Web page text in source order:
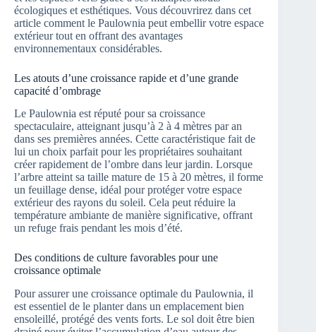
écologiques et esthétiques. Vous découvrirez dans cet
article comment le Paulownia peut embellir votre espace
extérieur tout en offrant des avantages
environnementaux considérables.
Les atouts d’une croissance rapide et d’une grande
capacité d’ombrage
Le Paulownia est réputé pour sa croissance
spectaculaire, atteignant jusqu’à 2 à 4 mètres par an
dans ses premières années. Cette caractéristique fait de
lui un choix parfait pour les propriétaires souhaitant
créer rapidement de l’ombre dans leur jardin. Lorsque
l’arbre atteint sa taille mature de 15 à 20 mètres, il forme
un feuillage dense, idéal pour protéger votre espace
extérieur des rayons du soleil. Cela peut réduire la
température ambiante de manière significative, offrant
un refuge frais pendant les mois d’été.
Des conditions de culture favorables pour une
croissance optimale
Pour assurer une croissance optimale du Paulownia, il
est essentiel de le planter dans un emplacement bien
ensoleillé, protégé des vents forts. Le sol doit être bien